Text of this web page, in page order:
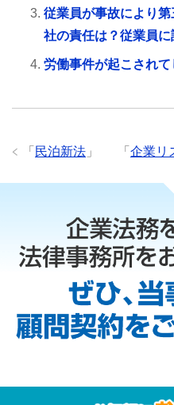
従業員が事故により
社の責任は？従業員
労働事件が起こされて
「 企業リ
「 民泊新法 」